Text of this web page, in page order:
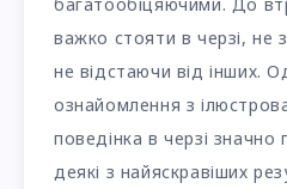
важко стояти в черзі, не
не відстаючи від інших.
ознайомлення з
поведінка в черзі
деякі з найяскравіших